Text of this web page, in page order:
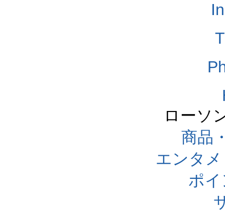
ローソ
商品
エンタ
ポ